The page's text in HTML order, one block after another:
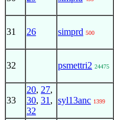
31 26 simprd 500
32 psmettri2 24475
33
20, 27,
30, 31 ,
32
syl13anc 1399